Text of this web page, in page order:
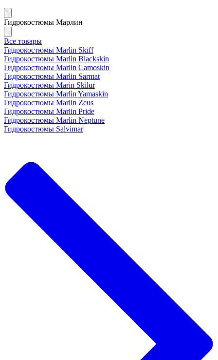
Гидрокостюмы Марлин
Все товары
Гидрокостюмы Marlin Skiff
Гидрокостюмы Marlin Blackskin
Гидрокостюмы Marlin Camoskin
Гидрокостюмы Marlin Sarmat
Гидрокостюмы Marin Skilur
Гидрокостюмы Marlin Yamaskin
Гидрокостюмы Marlin Zeus
Гидрокостюмы Marlin Pride
Гидрокостюмы Marlin Neptune
Гидрокостюмы Salvimar